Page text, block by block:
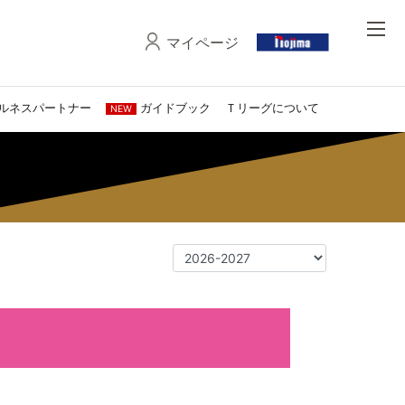
マイページ
ネスパートナー NEW ガイドブック Ｔリーグについて